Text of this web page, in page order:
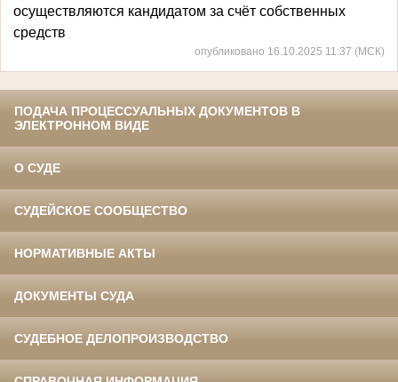
осуществляются кандидатом за счёт собственных
средств
опубликовано 16.10.2025 11:37 (МСК)
ПОДАЧА ПРОЦЕССУАЛЬНЫХ ДОКУМЕНТОВ В
ЭЛЕКТРОННОМ ВИДЕ
О СУДЕ
СУДЕЙСКОЕ СООБЩЕСТВО
НОРМАТИВНЫЕ АКТЫ
ДОКУМЕНТЫ СУДА
СУДЕБНОЕ ДЕЛОПРОИЗВОДСТВО